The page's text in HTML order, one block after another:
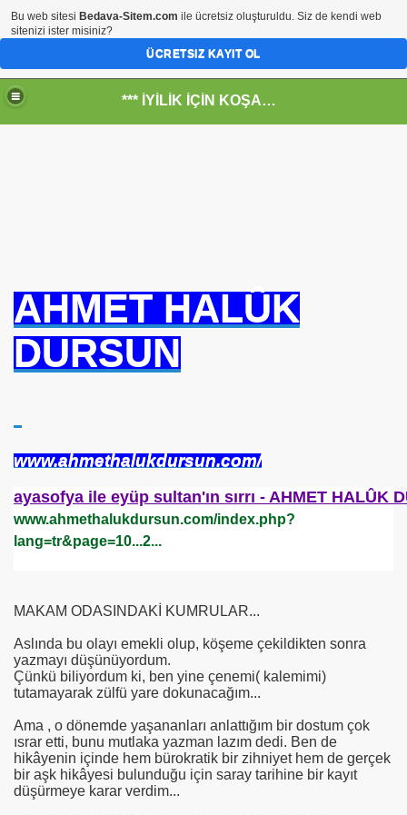
*** İYİLİK İÇİN KOŞANLARIN YERİ***
AHMET HALÛK
DURSUN
www.ahmethalukdursun.com/
ayasofya ile eyüp sultan'ın sırrı - AHMET HALÛK
www.ahmethalukdursun.com/index.php?
lang=tr&page=10...2...
MAKAM ODASINDAKİ KUMRULAR...
Aslında bu olayı emekli olup, köşeme çekildikten sonra
yazmayı düşünüyordum.
Çünkü biliyordum ki, ben yine çenemi( kalemimi)
tutamayarak zülfü yare dokunacağım...
Ama , o dönemde yaşananları anlattığım bir dostum çok
ısrar etti, bunu mutlaka yazman lazım dedi. Ben de
hikâyenin içinde hem bürokratik bir zihniyet hem de gerçek
bir aşk hikâyesi bulunduğu için saray tarihine bir kayıt
düşürmeye karar verdim...
TARİHİ MÜZESİ
Bu web sitesi Bedava-Sitem.com ile ücretsiz oluşturuldu. Siz de kendi web
sitenizi ister misiniz?
ÜCRETSIZ KAYIT OL